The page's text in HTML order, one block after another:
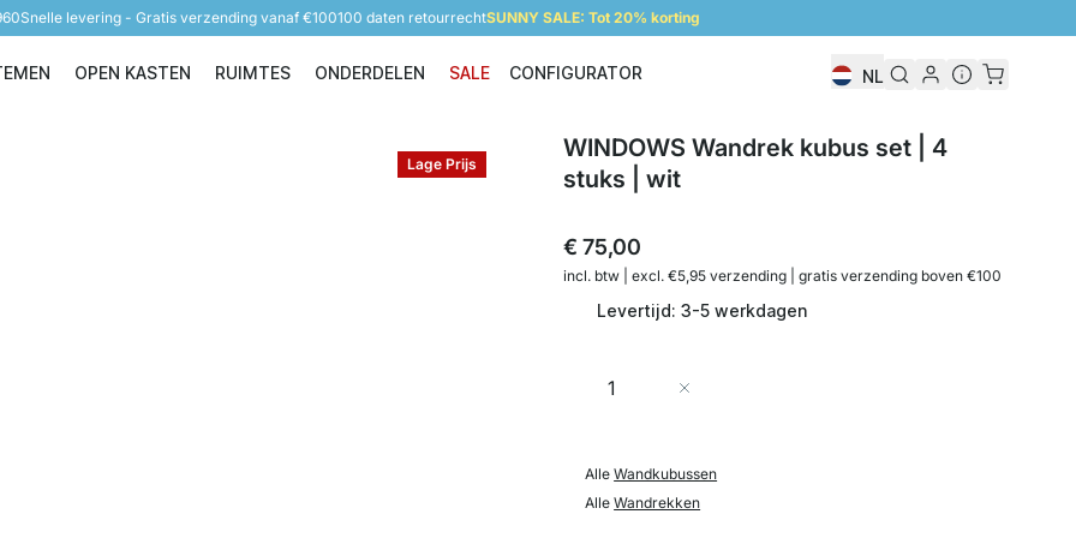
Snelle levering - Gratis verzending vanaf €100100 daten retourrechtSUNNY SALE: Tot 20% korting
Opbergsystemen
OPEN KASTEN
Open Kasten
RUIMTES
Ruimtes
ONDERDELEN
Onderdelen
SALE CONFIGURATOR NL
Lage Prijs
WINDOWS Wandrek kubus set | 4
stuks | wit
€ 75,00
incl. btw | excl. €5,95 verzending | gratis verzending boven €100
Levertijd: 3-5 werkdagen
Aantal
AlleWandkubussen
AlleWandrekken